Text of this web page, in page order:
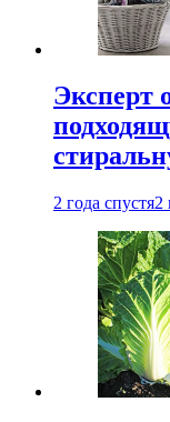
Эксперт
2 года спустя2